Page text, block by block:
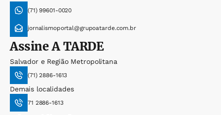
(71) 99601-0020
jornalismoportal@grupoatarde.com.br
AssineA TARDE
Salvador e Região Metropolitana
(71) 2886-1613
Demais localidades
71 2886-1613